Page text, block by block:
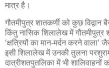
मात्र है।
गौतमीपुत्र शातकर्णी को कुछ
किंतु नासिक शिलालेख में गौतमीपुत्र
‘क्षत्रियों का मान-मर्दन करने
इसी शिलालेख में उनकी तुलना
दात्रीशतपुतलिका में भी शालिवाहनों